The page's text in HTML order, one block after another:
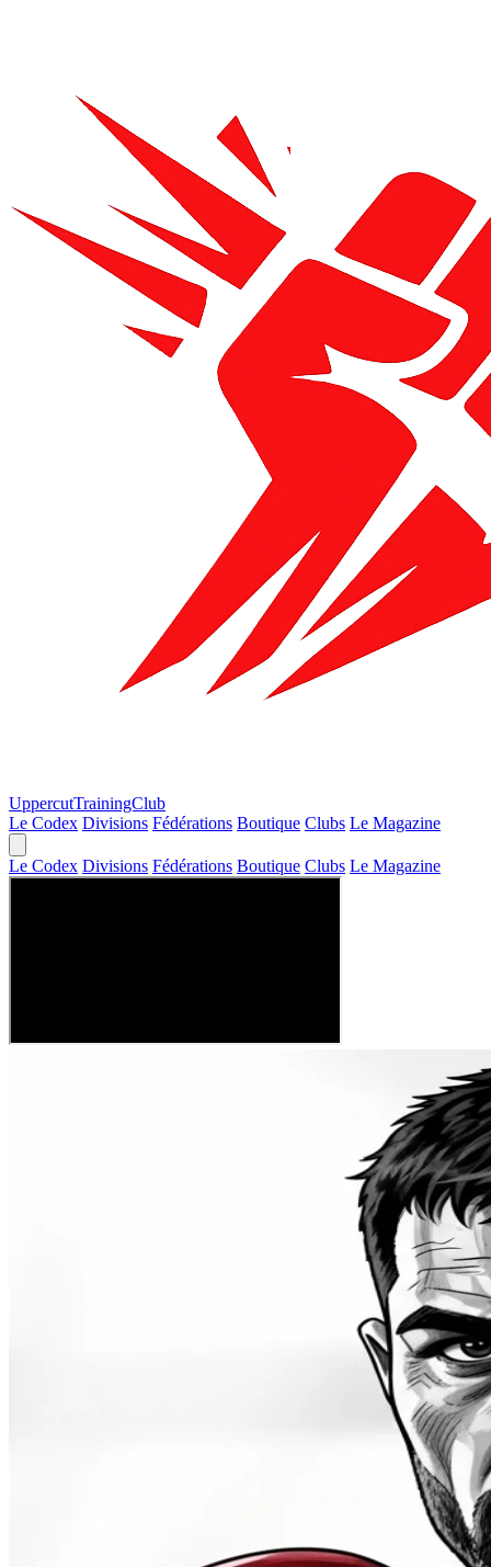
UppercutTrainingClub
Le Codex Divisions Fédérations Boutique Clubs Le Magazine
Le Codex Divisions Fédérations Boutique Clubs Le Magazine